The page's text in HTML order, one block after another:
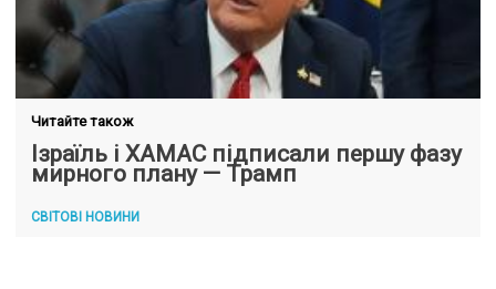
Читайте також
Ізраїль і ХАМАС підписали першу фазу
мирного плану — Трамп
СВІТОВІ НОВИНИ